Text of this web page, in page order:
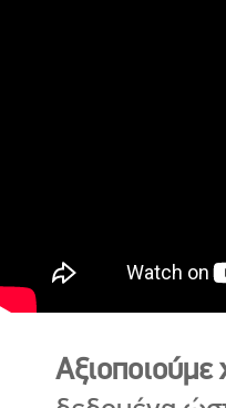
Αξιοποιούμε